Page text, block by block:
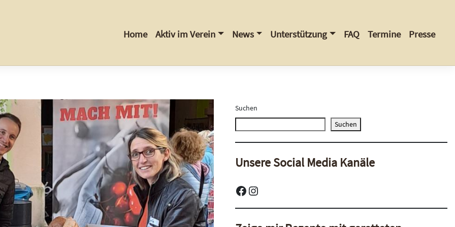
Home Aktiv im Verein News Unterstützung FAQ Termine Presse
Suchen
Suchen
Unsere Social Media Kanäle
Facebook
Instagram